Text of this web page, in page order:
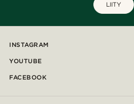
LIITY
INSTAGRAM
YOUTUBE
FACEBOOK